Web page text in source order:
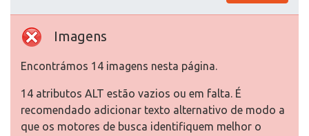
Imagens
Encontrámos 14 imagens nesta página.
14 atributos ALT estão vazios ou em falta. É
recomendado adicionar texto alternativo de modo a
que os motores de busca identifiquem melhor o